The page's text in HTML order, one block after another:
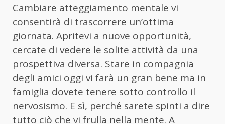
Cambiare atteggiamento mentale vi
consentirà di trascorrere un’ottima
giornata. Apritevi a nuove opportunità,
cercate di vedere le solite attività da una
prospettiva diversa. Stare in compagnia
degli amici oggi vi farà un gran bene ma in
famiglia dovete tenere sotto controllo il
nervosismo. E sì, perché sarete spinti a dire
tutto ciò che vi frulla nella mente. A